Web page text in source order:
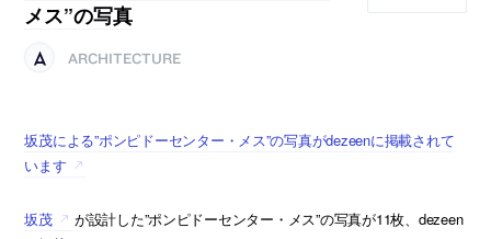
メス”の写真
ARCHITECTURE
坂茂による”ポンピドーセンター・メス”の写真がdezeenに掲載されて
います
坂茂
が設計した”ポンピドーセンター・メス”の写真が11枚、dezeen